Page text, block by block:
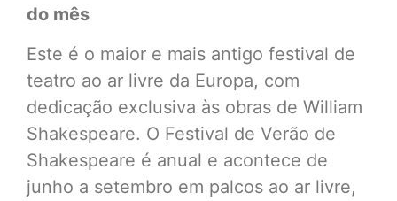
do mês
Este é o maior e mais antigo festival de
teatro ao ar livre da Europa, com
dedicação exclusiva às obras de William
Shakespeare. O Festival de Verão de
Shakespeare é anual e acontece de
junho a setembro em palcos ao ar livre,